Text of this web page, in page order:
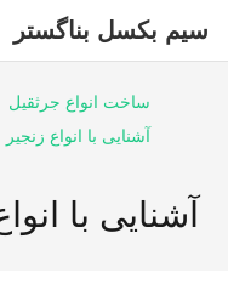
سیم بکسل بناگستر
ساخت انواع جرثقیل
آشنایی با انواع
آشنایی با